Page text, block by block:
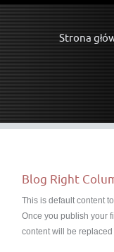
Strona
Blog Right
This is default content
Once you publish your
content will be